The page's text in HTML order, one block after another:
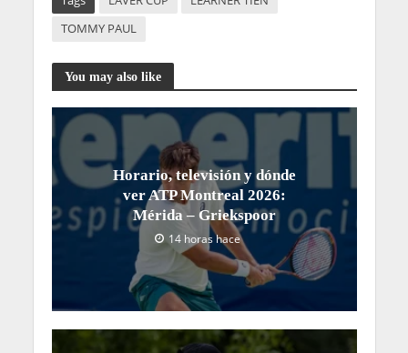
TOMMY PAUL
You may also like
Horario, televisión y dónde
ver ATP Montreal 2026:
Mérida – Griekspoor
14 horas hace